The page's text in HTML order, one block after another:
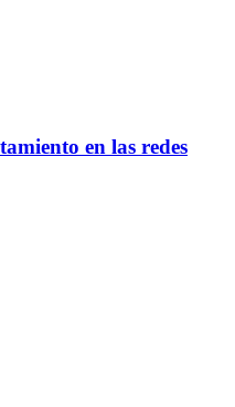
en las redes